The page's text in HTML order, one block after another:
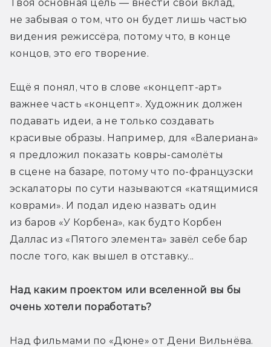
Твоя основная цель — внести свой вклад,
не забывая о том, что он будет лишь частью
видения режиссёра, потому что, в конце
концов, это его творение.
Ещё я понял, что в слове «концепт-арт»
важнее часть «концепт». Художник должен
подавать идеи, а не только создавать
красивые образы. Например, для «Валериана»
я предложил показать ковры-самолёты
в сцене на базаре, потому что по-французски
эскалаторы по сути называются «катящимися
коврами». И подал идею назвать один
из баров «У Корбена», как будто Корбен
Даллас из «Пятого элемента» завёл себе бар
после того, как вышел в отставку...
Над каким проектом или вселенной вы бы
очень хотели поработать?
Над фильмами по «Дюне» от Дени Вильнёва.